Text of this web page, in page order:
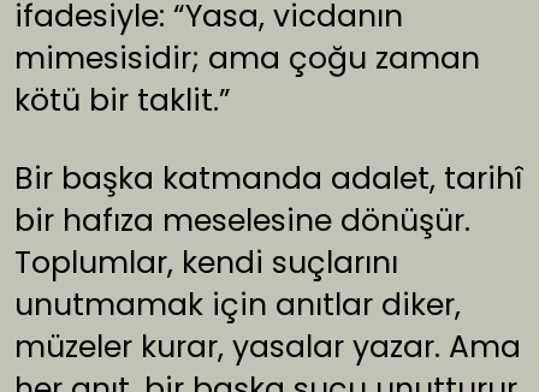
ifadesiyle: “Yasa, vicdanın
mimesisidir; ama çoğu zaman
kötü bir taklit.”
Bir başka katmanda adalet, tarihî
bir hafıza meselesine dönüşür.
Toplumlar, kendi suçlarını
unutmamak için anıtlar diker,
müzeler kurar, yasalar yazar. Ama